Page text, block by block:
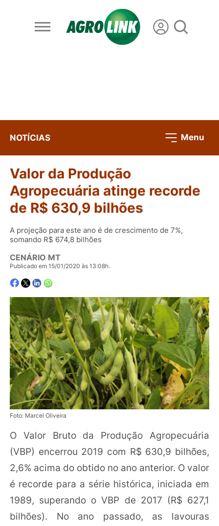
NOTÍCIAS Menu
Valor da Produção
Agropecuária atinge recorde
de R$ 630,9 bilhões
A projeção para este ano é de crescimento de 7%,
somando R$ 674,8 bilhões
CENÁRIO MT
Publicado em 15/01/2020 às 13:08h.
Foto: Marcel Oliveira
O Valor Bruto da Produção Agropecuária
(VBP) encerrou 2019 com R$ 630,9 bilhões,
2,6% acima do obtido no ano anterior. O valor
é recorde para a série histórica, iniciada em
1989, superando o VBP de 2017 (R$ 627,1
bilhões). No ano passado, as lavouras